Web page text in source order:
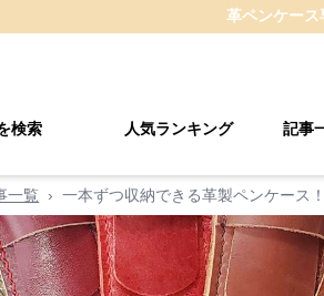
革ペンケース
検索 人気ランキング 記事
一覧 › 一本ずつ収納できる革製ペンケース